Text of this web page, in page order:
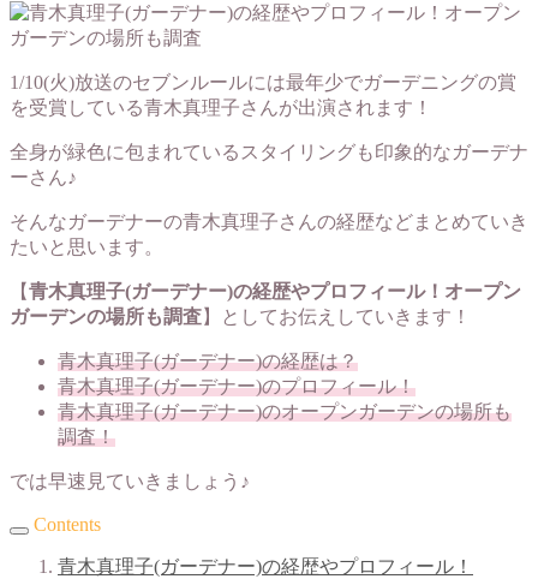
1/10(火)放送のセブンルールには最年少でガーデニングの賞
を受賞している青木真理子さんが出演されます！
全身が緑色に包まれているスタイリングも印象的なガーデナ
ーさん♪
そんなガーデナーの青木真理子さんの経歴などまとめていき
たいと思います。
【青木真理子(ガーデナー)の経歴やプロフィール！オープン
ガーデンの場所も調査】としてお伝えしていきます！
青木真理子(ガーデナー)の経歴は？
青木真理子(ガーデナー)のプロフィール！
青木真理子(ガーデナー)のオープンガーデンの場所も
調査！
では早速見ていきましょう♪
Contents
青木真理子(ガーデナー)の経歴やプロフィール！